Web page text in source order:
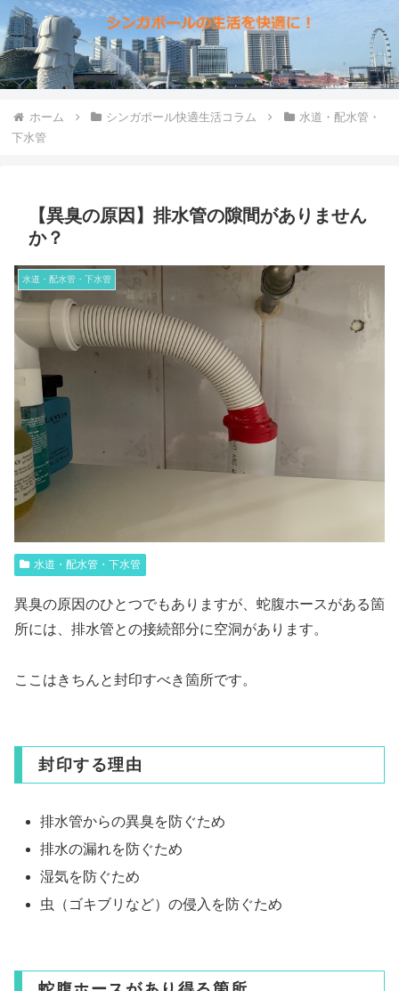
ホーム シンガポール快適生活コラム
水道・配水管・
下水管
【異臭の原因】排水管の隙間がありません
か？
水道・配水管・下水管
水道・配水管・下水管
異臭の原因のひとつでもありますが、蛇腹ホースがある箇
所には、排水管との接続部分に空洞があります。
ここはきちんと封印すべき箇所です。
封印する理由
排水管からの異臭を防ぐため
排水の漏れを防ぐため
湿気を防ぐため
虫（ゴキブリなど）の侵入を防ぐため